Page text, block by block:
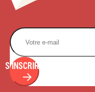
S'INSCRIRE